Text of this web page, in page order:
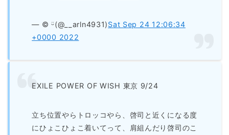
— ©️ ᵕ̈(@__arln4931)Sat Sep 24 12:06:34
+0000 2022
EXILE POWER OF WISH 東京 9/24
立ち位置やらトロッコやら、啓司と近くになる度
にひょこひょこ着いてって、肩組んだり啓司のこ